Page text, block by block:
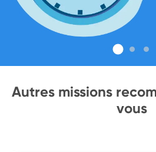
Autres missions
vous